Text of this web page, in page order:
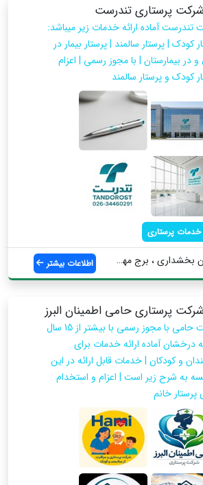
شرکت پرستاری تندرست
تندرست آماده ارائه خدمات زیر میباشد:
کودک | پرستار سالمند | پرستار بیمار در
و در بیمارستان | با مجوز رسمی | اعزام
کودک و پرستار سالمند
خدمات پرستاری
بخشداری ، برج مهد... اطلاعات بیشتر
شرکت پرستاری حامی اطمینان البرز
شرکت حامی با مجوز رسمی با بیشتر از 15 سال
درخشان آماده ارائه خدمات برای
و کودکان | خدمات قابل ارائه در این
به شرح زیر است | اعزام و استخدام
پرستار خانم